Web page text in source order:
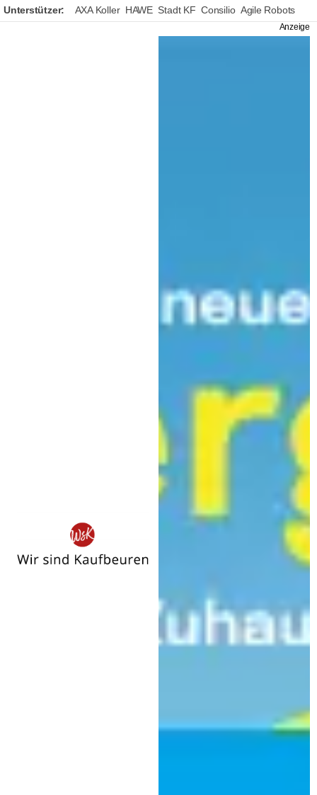
Unterstützer: AXA Koller HAWE Stadt KF Consilio Agile Robots